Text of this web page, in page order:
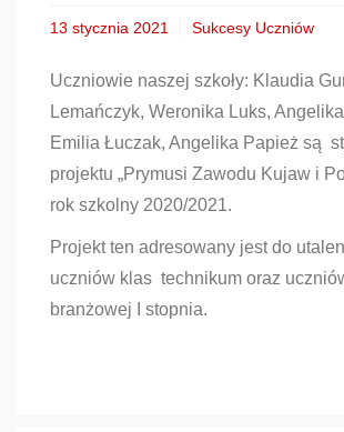
13 stycznia 2021 Sukcesy Uczniów
Uczniowie naszej szkoły: Klaudia
Lemańczyk, Weronika Luks,
Emilia Łuczak, Angelika Papież są
projektu „Prymusi Zawodu Kujaw i
rok szkolny 2020/2021.
Projekt ten adresowany jest do
uczniów klas technikum oraz
branżowej I stopnia.